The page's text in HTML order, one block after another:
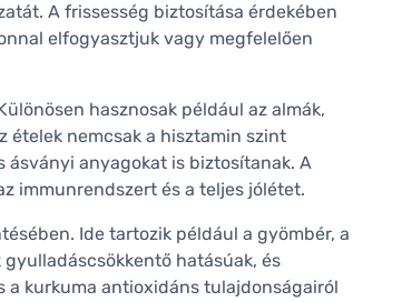
A frissesség biztosítása érdekében
elfogyasztjuk vagy megfelelően
hasznosak például az almák,
ételek nemcsak a hisztamin szint
ásványi anyagokat is biztosítanak. A
immunrendszert és a teljes jólétet.
Ide tartozik például a gyömbér, a
gyulladáscsökkentő hatásúak, és
a kurkuma antioxidáns tulajdonságairól